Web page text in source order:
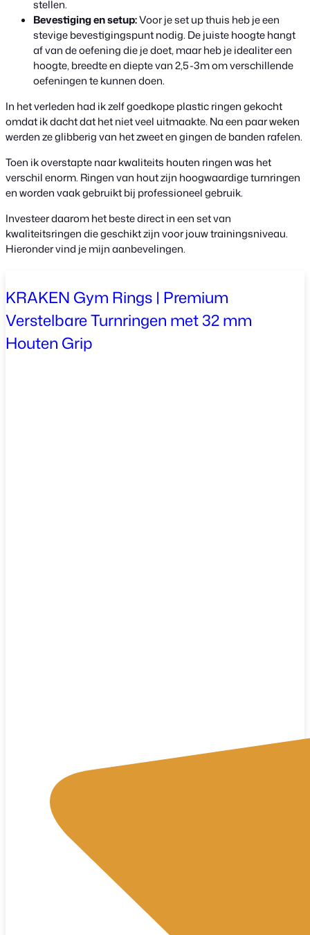
stellen.
Bevestiging en setup:Voor je set up thuis heb je een
stevige bevestigingspunt nodig. De juiste hoogte hangt
af van de oefening die je doet, maar heb je idealiter een
hoogte, breedte en diepte van 2,5-3m om verschillende
oefeningen te kunnen doen.
In het verleden had ik zelf goedkope plastic ringen gekocht
omdat ik dacht dat het niet veel uitmaakte. Na een paar weken
werden ze glibberig van het zweet en gingen de banden rafelen.
Toen ik overstapte naar kwaliteits houten ringen was het
verschil enorm. Ringen van hout zijn hoogwaardige turnringen
en worden vaak gebruikt bij professioneel gebruik.
Investeer daarom het beste direct in een set van
kwaliteitsringen die geschikt zijn voor jouw trainingsniveau.
Hieronder vind je mijn aanbevelingen.
KRAKEN Gym Rings | Premium
Verstelbare Turnringen met 32 mm
Houten Grip